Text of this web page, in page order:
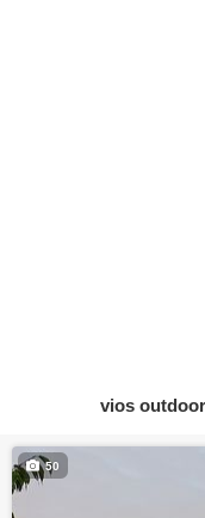
vios
50